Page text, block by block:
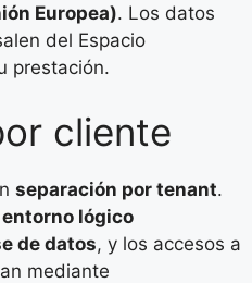
Europea). Los datos
del Espacio
prestación.
cliente
separación por tenant.
entorno lógico
de datos, y los accesos a
mediante